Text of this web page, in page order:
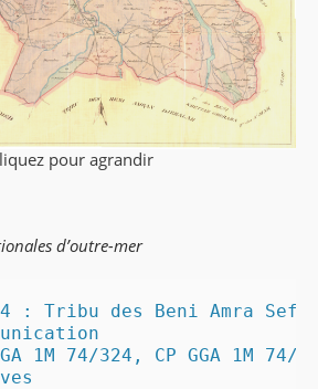
pour agrandir
d’outre-mer
: Tribu des Beni Amra
1M 74/324, CP GGA 1M 74/